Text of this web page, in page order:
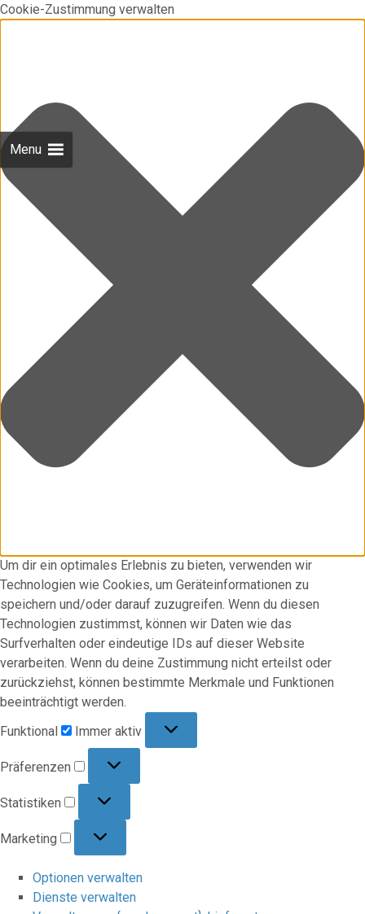
Cookie-Zustimmung verwalten
Um dir ein optimales Erlebnis zu bieten, verwenden wir
Technologien wie Cookies, um Geräteinformationen zu
speichern und/oder darauf zuzugreifen. Wenn du diesen
Technologien zustimmst, können wir Daten wie das
Surfverhalten oder eindeutige IDs auf dieser Website
verarbeiten. Wenn du deine Zustimmung nicht erteilst oder
zurückziehst, können bestimmte Merkmale und Funktionen
beeinträchtigt werden.
Funktional
Immer aktiv
Präferenzen
Statistiken
Marketing
Optionen verwalten
Dienste verwalten
Menu